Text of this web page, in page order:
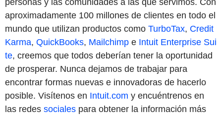
personas y las comunidades a las que servimos. Con
aproximadamente 100 millones de clientes en todo el
mundo que utilizan productos como TurboTax, Credit
Karma, QuickBooks, Mailchimp e Intuit Enterprise Sui
te, creemos que todos deberían tener la oportunidad
de prosperar. Nunca dejamos de trabajar para
encontrar formas nuevas e innovadoras de hacerlo
posible. Visítenos en Intuit.com y encuéntrenos en
las redes sociales para obtener la información más